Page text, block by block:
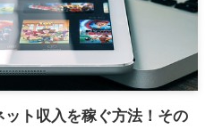
ット収入を稼ぐ方法！その